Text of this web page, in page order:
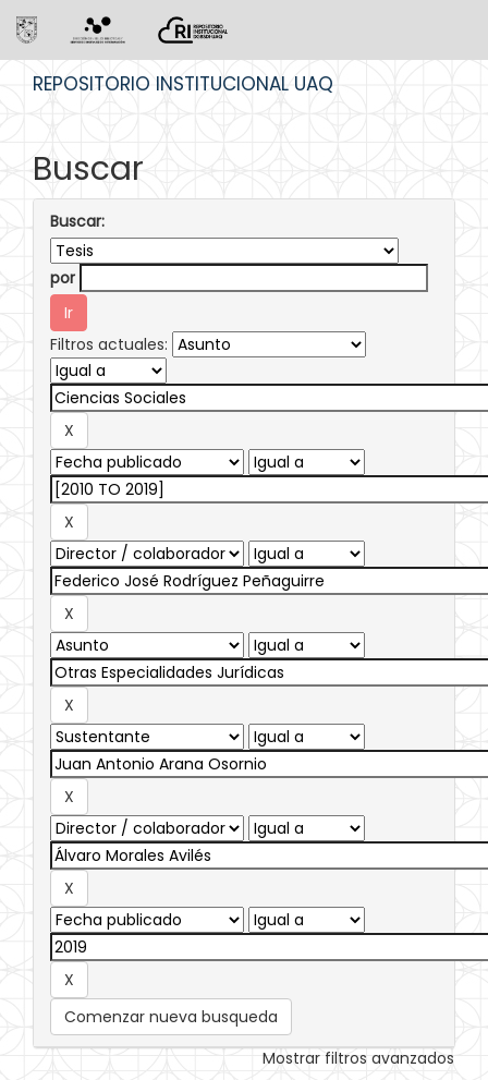
REPOSITORIO INSTITUCIONAL UAQ
Buscar
Buscar:
por
Filtros actuales:
Comenzar nueva busqueda
Mostrar filtros avanzados